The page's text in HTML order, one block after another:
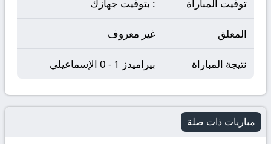
توقيت المباراة : بتوقيت جهازك
المعلق غير معروف
نتيجة المباراة بيراميدز 1 - 0 الإسماعيلي
مباريات ذات صلة